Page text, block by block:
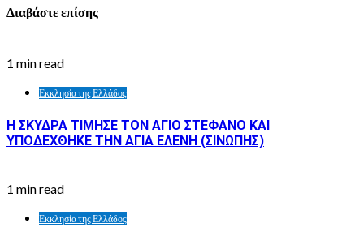
Διαβάστε επίσης
1 min read
Εκκλησία της Ελλάδος
Η ΣΚΥΔΡΑ ΤΙΜΗΣΕ ΤΟΝ ΑΓΙΟ ΣΤΕΦΑΝΟ ΚΑΙ
ΥΠΟΔΕΧΘΗΚΕ ΤΗΝ ΑΓΙΑ ΕΛΕΝΗ (ΣΙΝΩΠΗΣ)
1 min read
Εκκλησία της Ελλάδος